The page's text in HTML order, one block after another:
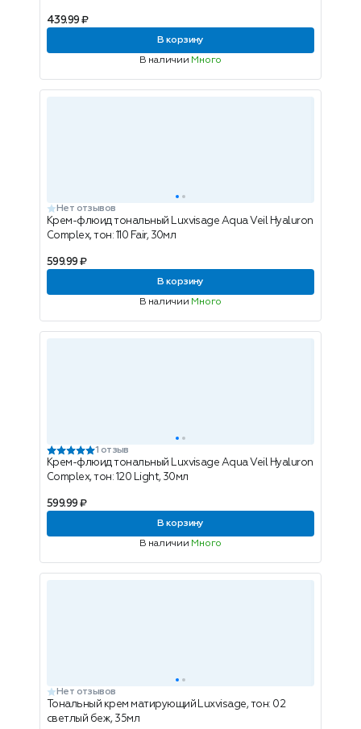
439.99 ₽
В корзину
В наличии Много
Нет отзывов
Крем-флюид тональный Luxvisage Aqua Veil Hyaluron
Complex, тон: 110 Fair, 30мл
599.99 ₽
В корзину
В наличии Много
1 отзыв
Крем-флюид тональный Luxvisage Aqua Veil Hyaluron
Complex, тон: 120 Light, 30мл
599.99 ₽
В корзину
В наличии Много
Нет отзывов
Тональный крем матирующий Luxvisage, тон: 02
светлый беж, 35мл